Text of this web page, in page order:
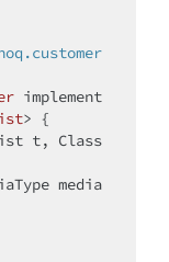
implement
>
t, Class
media